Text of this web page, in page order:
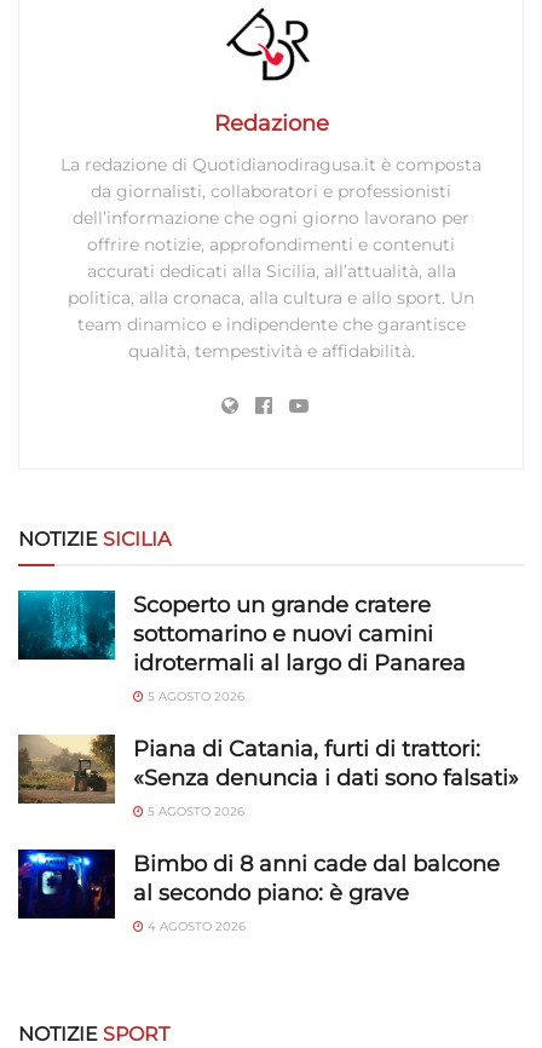
Abbinare e combinare dati provenienti da altre
Identificare i dispositivi in base alle informazioni
trasmesse automaticamente.
Utilizzare dati di geolocalizzazione precisi,
Riconoscere i dispositivi in base a informazioni
richieste attivamente.
Garantire la sicurezza, prevenire e
rilevare frodi, correggere errori, Erogare
Salvare e comunicare le scelte sulla
Redazione
La redazione di Quotidianodiragusa.it è composta
da giornalisti, collaboratori e professionisti
dell’informazione che ogni giorno lavorano per
offrire notizie, approfondimenti e contenuti
accurati dedicati alla Sicilia, all’attualità, alla
politica, alla cronaca, alla cultura e allo sport. Un
team dinamico e indipendente che garantisce
qualità, tempestività e affidabilità.
NOTIZIE SICILIA
Scoperto un grande cratere
sottomarino e nuovi camini
idrotermali al largo di Panarea
5 AGOSTO 2026
Piana di Catania, furti di trattori:
«Senza denuncia i dati sono falsati»
5 AGOSTO 2026
Bimbo di 8 anni cade dal balcone
al secondo piano: è grave
4 AGOSTO 2026
NOTIZIE SPORT